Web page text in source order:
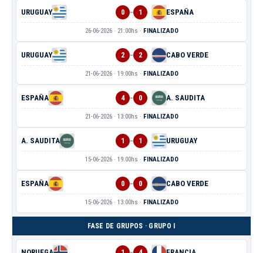
URUGUAY 0 - 1 ESPAÑA
26-06-2026 · 21:00hs · FINALIZADO
URUGUAY 2 - 2 CABO VERDE
21-06-2026 · 19:00hs · FINALIZADO
ESPAÑA 4 - 0 A. SAUDITA
21-06-2026 · 13:00hs · FINALIZADO
A. SAUDITA 1 - 1 URUGUAY
15-06-2026 · 19:00hs · FINALIZADO
ESPAÑA 0 - 0 CABO VERDE
15-06-2026 · 13:00hs · FINALIZADO
FASE DE GRUPOS · GRUPO I